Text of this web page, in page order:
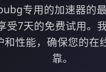
专用的加速器的
受7天的免费试用。
和性能，确保您的在
靠。